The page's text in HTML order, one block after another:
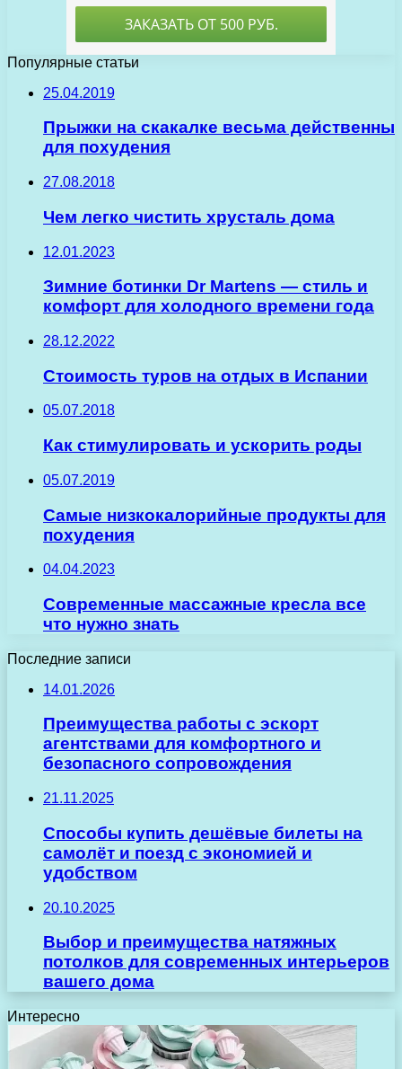
Популярные статьи
25.04.2019
Прыжки на скакалке весьма действенны
для похудения
27.08.2018
Чем легко чистить хрусталь дома
12.01.2023
Зимние ботинки Dr Martens — стиль и
комфорт для холодного времени года
28.12.2022
Стоимость туров на отдых в Испании
05.07.2018
Как стимулировать и ускорить роды
05.07.2019
Самые низкокалорийные продукты для
похудения
04.04.2023
Современные массажные кресла все
что нужно знать
Последние записи
14.01.2026
Преимущества работы с эскорт
агентствами для комфортного и
безопасного сопровождения
21.11.2025
Способы купить дешёвые билеты на
самолёт и поезд с экономией и
удобством
20.10.2025
Выбор и преимущества натяжных
потолков для современных интерьеров
вашего дома
Интересно